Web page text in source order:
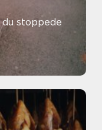
du stoppede